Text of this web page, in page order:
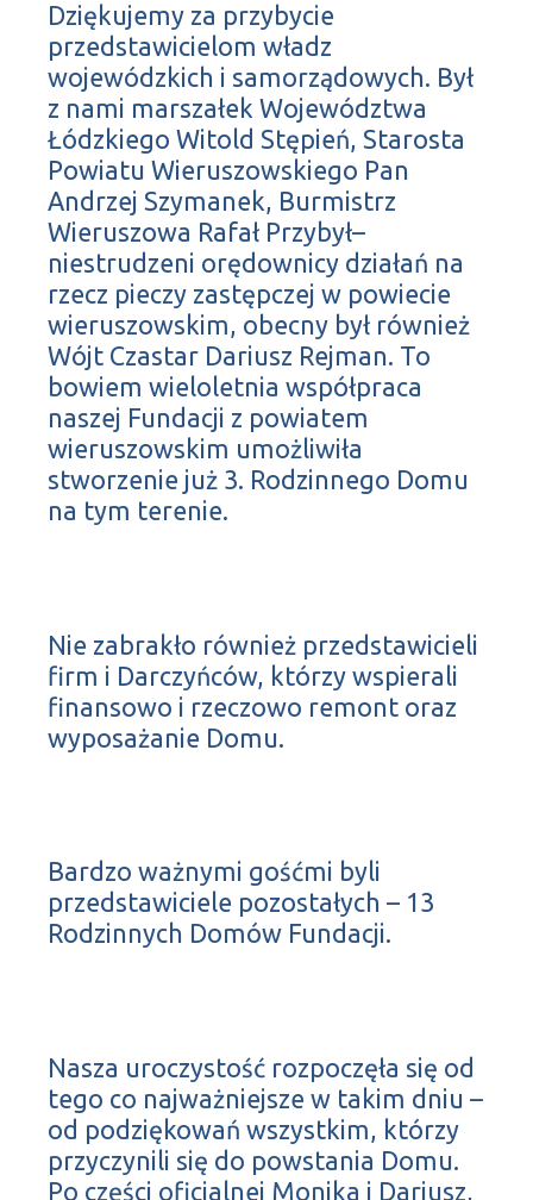
Dziękujemy za przybycie
przedstawicielom władz
wojewódzkich i samorządowych. Był
z nami marszałek Województwa
Łódzkiego Witold Stępień, Starosta
Powiatu Wieruszowskiego Pan
Andrzej Szymanek, Burmistrz
Wieruszowa Rafał Przybył–
niestrudzeni orędownicy działań na
rzecz pieczy zastępczej w powiecie
wieruszowskim, obecny był również
Wójt Czastar Dariusz Rejman. To
bowiem wieloletnia współpraca
naszej Fundacji z powiatem
wieruszowskim umożliwiła
stworzenie już 3. Rodzinnego Domu
na tym terenie.
Nie zabrakło również przedstawicieli
firm i Darczyńców, którzy wspierali
finansowo i rzeczowo remont oraz
wyposażanie Domu.
Bardzo ważnymi gośćmi byli
przedstawiciele pozostałych – 13
Rodzinnych Domów Fundacji.
Nasza uroczystość rozpoczęła się od
tego co najważniejsze w takim dniu –
od podziękowań wszystkim, którzy
przyczynili się do powstania Domu.
Po części oficjalnej Monika i Dariusz,